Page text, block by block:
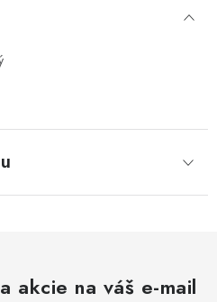
akcie na váš e-mail